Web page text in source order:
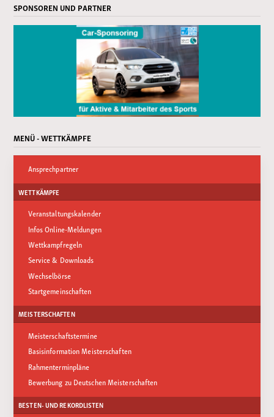
SPONSOREN UND PARTNER
MENÜ - WETTKÄMPFE
Ansprechpartner
WETTKÄMPFE
Veranstaltungskalender
Infos Online-Meldungen
Wettkampfregeln
Service & Downloads
Wechselbörse
Startgemeinschaften
MEISTERSCHAFTEN
Meisterschaftstermine
Basisinformation Meisterschaften
Rahmenterminpläne
Bewerbung zu Deutschen Meisterschaften
BESTEN- UND REKORDLISTEN